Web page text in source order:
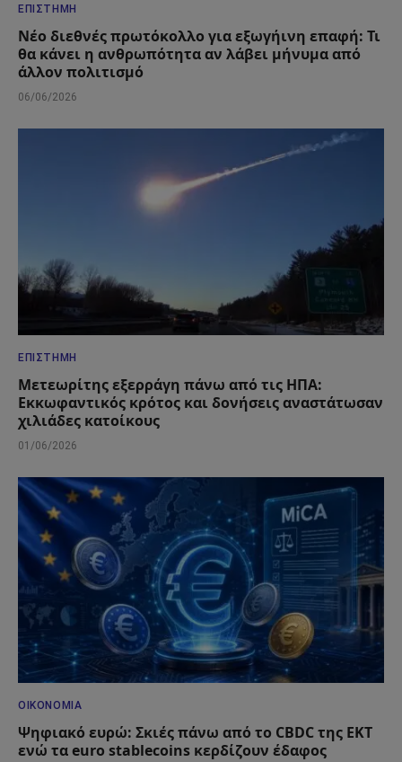
ΕΠΙΣΤΉΜΗ
Νέο διεθνές πρωτόκολλο για εξωγήινη επαφή: Τι
θα κάνει η ανθρωπότητα αν λάβει μήνυμα από
άλλον πολιτισμό
06/06/2026
ΕΠΙΣΤΉΜΗ
Μετεωρίτης εξερράγη πάνω από τις ΗΠΑ:
Εκκωφαντικός κρότος και δονήσεις αναστάτωσαν
χιλιάδες κατοίκους
01/06/2026
ΟΙΚΟΝΟΜΊΑ
Ψηφιακό ευρώ: Σκιές πάνω από το CBDC της ΕΚΤ
ενώ τα euro stablecoins κερδίζουν έδαφος